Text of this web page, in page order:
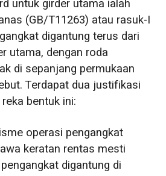
untuk girder utama ialah
(GB/T11263) atau rasuk-I
digantung terus dari
utama, dengan roda
di sepanjang permukaan
Terdapat dua justifikasi
bentuk ini:
operasi pengangkat
keratan rentas mesti
digantung di